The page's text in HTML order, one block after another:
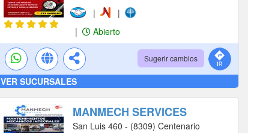
|
|
|
Abierto
Sugerir cambios
VER SUCURSALES
MANMECH SERVICES
San Luis 460 - (8309) Centenario